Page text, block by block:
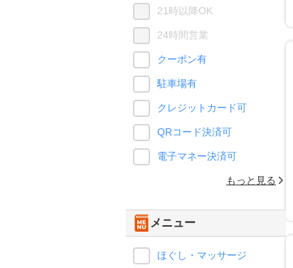
21時以降OK
24時間営業
クーポン有
駐車場有
クレジットカード可
QRコード決済可
電子マネー決済可
もっと見る
メニュー
ほぐし・マッサージ